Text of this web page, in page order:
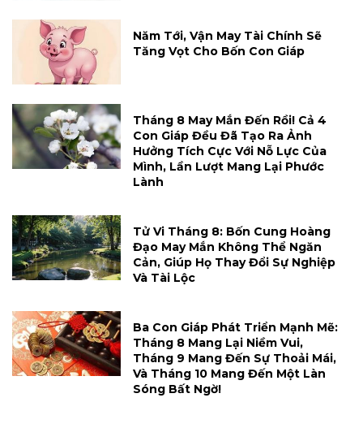
Năm Tới, Vận May Tài Chính Sẽ
Tăng Vọt Cho Bốn Con Giáp
Tháng 8 May Mắn Đến Rồi! Cả 4
Con Giáp Đều Đã Tạo Ra Ảnh
Hưởng Tích Cực Với Nỗ Lực Của
Mình, Lần Lượt Mang Lại Phước
Lành
Tử Vi Tháng 8: Bốn Cung Hoàng
Đạo May Mắn Không Thể Ngăn
Cản, Giúp Họ Thay Đổi Sự Nghiệp
Và Tài Lộc
Ba Con Giáp Phát Triển Mạnh Mẽ:
Tháng 8 Mang Lại Niềm Vui,
Tháng 9 Mang Đến Sự Thoải Mái,
Và Tháng 10 Mang Đến Một Làn
Sóng Bất Ngờ!